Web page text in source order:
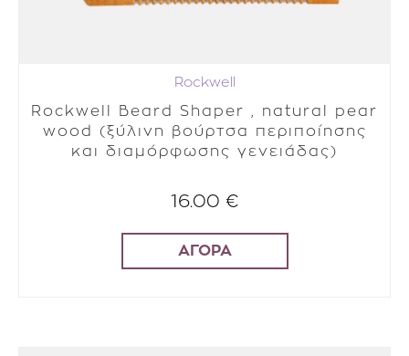
Rockwell
Rockwell Beard Shaper , natural pear
wood (ξύλινη βούρτσα περιποίησης
και διαμόρφωσης γενειάδας)
16.00 €
ΑΓΟΡΑ